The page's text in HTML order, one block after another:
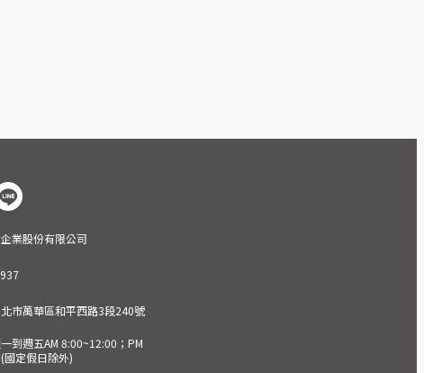
業股份有限公司
市萬華區和平西路3段240號
到週五AM 8:00~12:00；PM
定假日除外)